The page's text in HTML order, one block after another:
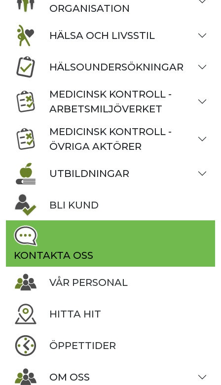
ORGANISATION
HÄLSA OCH LIVSSTIL
HÄLSOUNDERSÖKNINGAR
MEDICINSK KONTROLL -
ARBETSMILJÖVERKET
MEDICINSK KONTROLL -
ÖVRIGA AKTÖRER
UTBILDNINGAR
BLI KUND
KONTAKTA OSS
VÅR PERSONAL
HITTA HIT
ÖPPETTIDER
OM OSS